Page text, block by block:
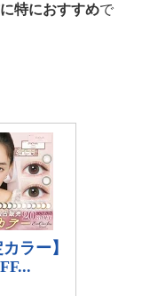
特におすすめで